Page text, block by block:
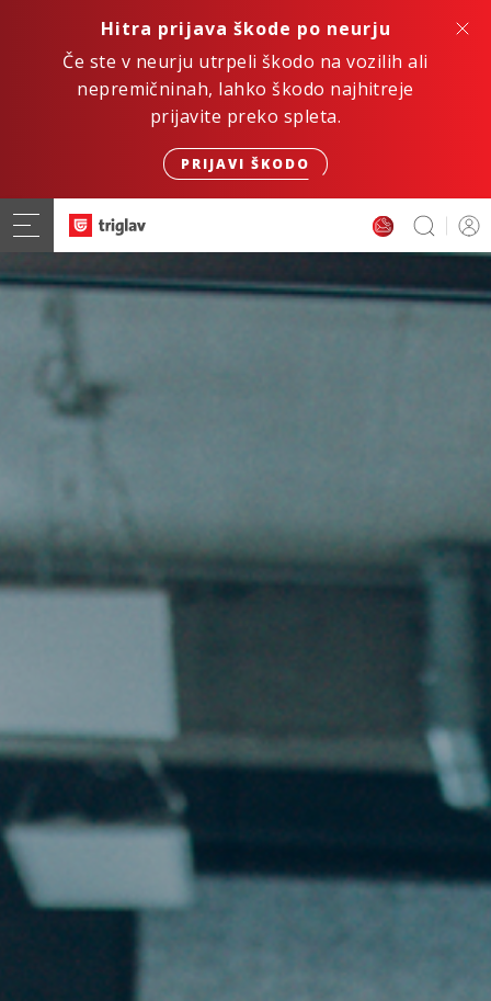
Hitra prijava škode po neurju
Če ste v neurju utrpeli škodo na vozilih ali
nepremičninah, lahko škodo najhitreje
prijavite preko spleta.
PRIJAVI ŠKODO